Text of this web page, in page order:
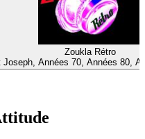
Zoukla Rétro
Joseph, Années 70, Années 80,